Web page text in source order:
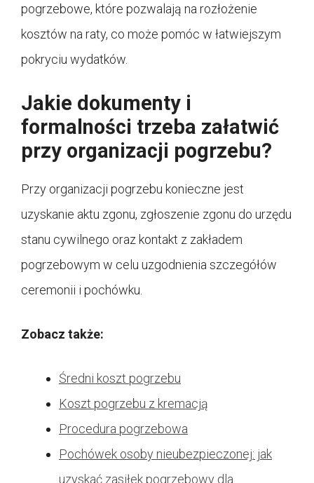
pogrzebowe, które pozwalają na rozłożenie
kosztów na raty, co może pomóc w łatwiejszym
pokryciu wydatków.
Jakie dokumenty i
formalności trzeba załatwić
przy organizacji pogrzebu?
Przy organizacji pogrzebu konieczne jest
uzyskanie aktu zgonu, zgłoszenie zgonu do urzędu
stanu cywilnego oraz kontakt z zakładem
pogrzebowym w celu uzgodnienia szczegółów
ceremonii i pochówku.
Zobacz także:
Średni koszt pogrzebu
Koszt pogrzebu z kremacją
Procedura pogrzebowa
Pochówek osoby nieubezpieczonej: jak
uzyskać zasiłek pogrzebowy dla